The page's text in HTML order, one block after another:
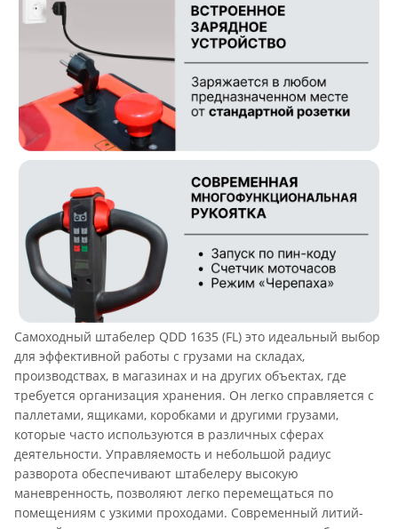
Самоходный штабелер QDD 1635 (FL) это идеальный выбор
для эффективной работы с грузами на складах,
производствах, в магазинах и на других объектах, где
требуется организация хранения. Он легко справляется с
паллетами, ящиками, коробками и другими грузами,
которые часто используются в различных сферах
деятельности. Управляемость и небольшой радиус
разворота обеспечивают штабелеру высокую
маневренность, позволяют легко перемещаться по
помещениям с узкими проходами. Современный литий-